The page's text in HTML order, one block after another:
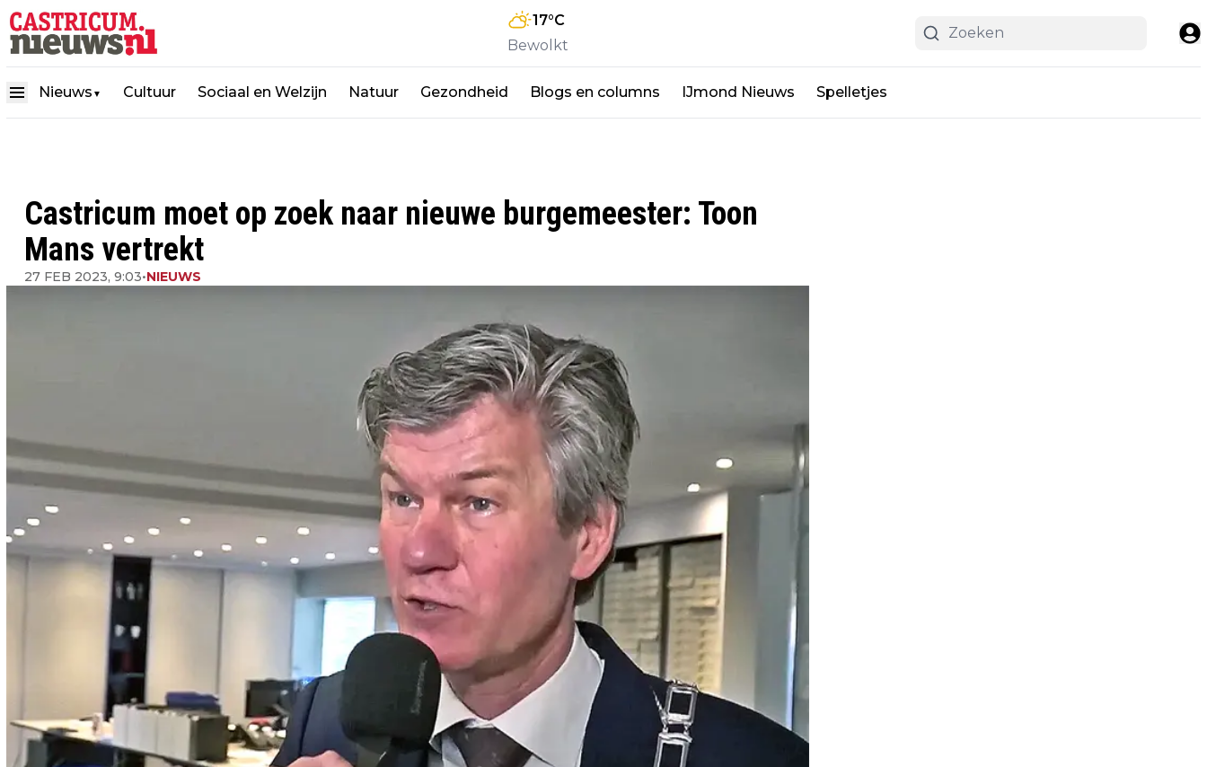
17°C
Bewolkt
Nieuws ▼ Cultuur Sociaal en Welzijn Natuur Gezondheid Blogs en columns IJmond Nieuws Spelletjes
Castricum moet op zoek naar nieuwe burgemeester: Toon
Mans vertrekt
27 FEB 2023, 9:03•NIEUWS